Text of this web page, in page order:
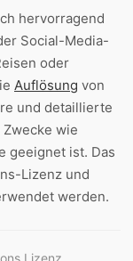
hervorragend
Social-Media-
oder
Auflösung von
und detaillierte
wie
geeignet ist. Das
Lizenz und
werden.